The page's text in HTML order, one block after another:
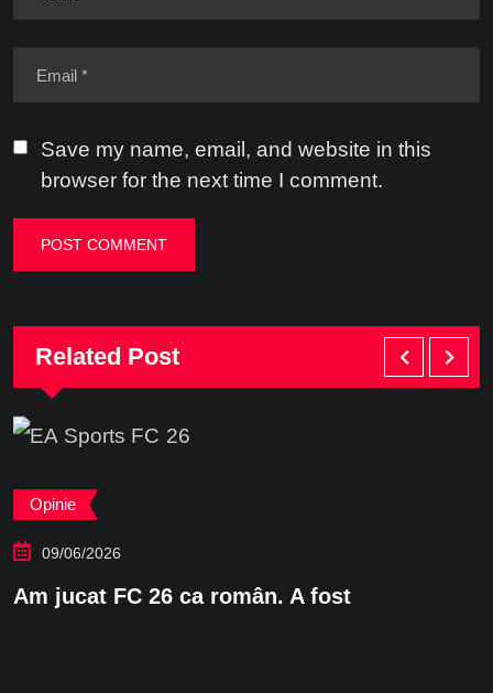
Save my name, email, and website in this
browser for the next time I comment.
Related Post
Opinie
09/06/2026
Am jucat FC 26 ca român. A fost